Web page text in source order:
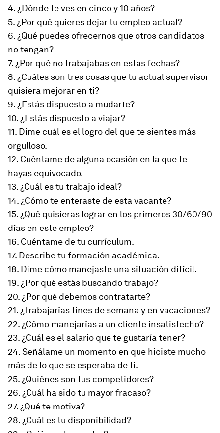
4. ¿Dónde te ves en cinco y 10 años?
5. ¿Por qué quieres dejar tu empleo actual?
6. ¿Qué puedes ofrecernos que otros candidatos
no tengan?
7. ¿Por qué no trabajabas en estas fechas?
8. ¿Cuáles son tres cosas que tu actual supervisor
quisiera mejorar en ti?
9. ¿Estás dispuesto a mudarte?
10. ¿Estás dispuesto a viajar?
11. Dime cuál es el logro del que te sientes más
orgulloso.
12. Cuéntame de alguna ocasión en la que te
hayas equivocado.
13. ¿Cuál es tu trabajo ideal?
14. ¿Cómo te enteraste de esta vacante?
15. ¿Qué quisieras lograr en los primeros 30/60/90
días en este empleo?
16. Cuéntame de tu currículum.
17. Describe tu formación académica.
18. Dime cómo manejaste una situación difícil.
19. ¿Por qué estás buscando trabajo?
20. ¿Por qué debemos contratarte?
21. ¿Trabajarías fines de semana y en vacaciones?
22. ¿Cómo manejarías a un cliente insatisfecho?
23. ¿Cuál es el salario que te gustaría tener?
24. Señálame un momento en que hiciste mucho
más de lo que se esperaba de ti.
25. ¿Quiénes son tus competidores?
26. ¿Cuál ha sido tu mayor fracaso?
27. ¿Qué te motiva?
28. ¿Cuál es tu disponibilidad?